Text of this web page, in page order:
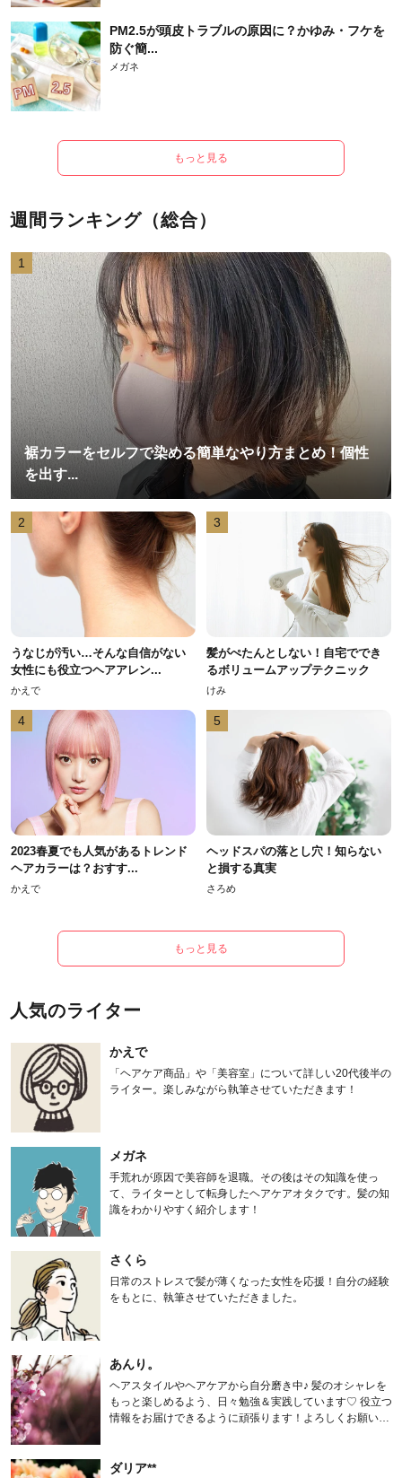
PM2.5が頭皮トラブルの原因に？かゆみ・フケを
防ぐ簡...
メガネ
もっと見る
週間ランキング（総合）
1
裾カラーをセルフで染める簡単なやり方まとめ！個性
を出す...
2
うなじが汚い…そんな自信がない
女性にも役立つヘアアレン...
かえで
3
髪がぺたんとしない！自宅ででき
るボリュームアップテクニック
けみ
4
2023春夏でも人気があるトレンド
ヘアカラーは？おすす...
かえで
5
ヘッドスパの落とし穴！知らない
と損する真実
さろめ
もっと見る
人気のライター
かえで
「ヘアケア商品」や「美容室」について詳しい20代後半の
ライター。楽しみながら執筆させていただきます！
メガネ
手荒れが原因で美容師を退職。その後はその知識を使っ
て、ライターとして転身したヘアケアオタクです。髪の知
識をわかりやすく紹介します！
さくら
日常のストレスで髪が薄くなった女性を応援！自分の経験
をもとに、執筆させていただきました。
あんり。
ヘアスタイルやヘアケアから自分磨き中♪ 髪のオシャレを
もっと楽しめるよう、日々勉強＆実践しています♡ 役立つ
情報をお届けできるように頑張ります！よろしくお願いし
ダリア**